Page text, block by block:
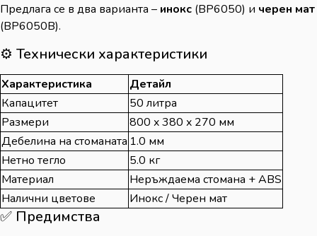
Предлага се в два варианта – инокс (BP6050) и черен мат
(BP6050B).
⚙️ Технически характеристики
Характеристика
Детайл
Капацитет
50 литра
Размери
800 x 380 x 270 мм
Дебелина на стоманата 1.0 мм
Нетно тегло
5.0 кг
Материал
Неръждаема стомана + ABS
Налични цветове
Инокс / Черен мат
✅ Предимства